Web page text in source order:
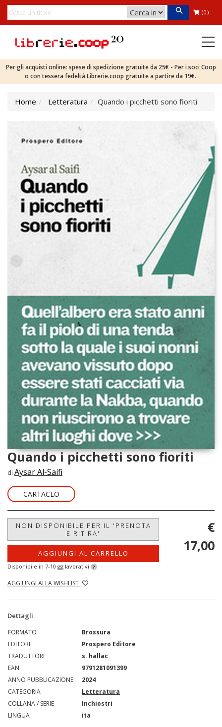
(0)
Per gli acquisti online: spese di spedizione gratuite da 25€ - Per i soci Coop
o con tessera fedeltà Librerie.coop gratuite a partire da 19€.
Home Letteratura Quando i picchetti sono fioriti
Quando i picchetti sono fioriti
di Aysar Al-Saifi
CARTACEO
NON DISPONIBILE PER IL 'PRENOTA
E RITIRA'
AGGIUNGI AL CARRELLO
Disponibile in 7-10 gg lavorativi ?
AGGIUNGI ALLA WISHLIST
€
17,00
Dettagli
FORMATO
Brossura
EDITORE
Prospero Editore
TRADUTTORI
s. hallac
EAN
9791281091399
ANNO PUBBLICAZIONE
2024
CATEGORIA
Letteratura
COLLANA / SERIE
Inchiostri
LINGUA
ita